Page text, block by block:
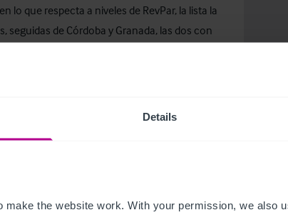
Details
make the website work. With your permission, we also
lo que respecta a niveles de RevPar, la lista la
de Córdoba y Granada, las dos con
un mayor porcentaje, con un 73% en 2017
71%) y Córdoba (67%). Santiago de
de ocupación (59%), a pesar de ser la segunda
(148 hoteles en 2017), sólo superada por